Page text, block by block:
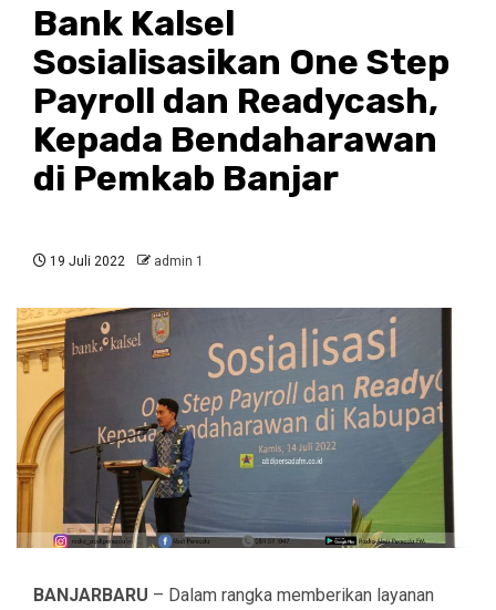
Bank Kalsel
Sosialisasikan One Step
Payroll dan Readycash,
Kepada Bendaharawan
di Pemkab Banjar
19 Juli 2022 admin 1
BANJARBARU – Dalam rangka memberikan layanan